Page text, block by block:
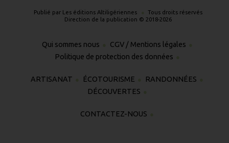
Publié par Les éditions Altiligériennes
Tous droits réservés
Direction de la publication © 2018-2026
Qui sommes nous
CGV / Mentions légales
Politique de protection des données
ARTISANAT ÉCOTOURISME
RANDONNÉES
DÉCOUVERTES
CONTACTEZ-NOUS